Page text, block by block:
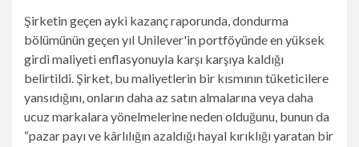
Şirketin geçen ayki kazanç raporunda, dondurma
bölümünün geçen yıl Unilever'in portföyünde en yüksek
girdi maliyeti enflasyonuyla karşı karşıya kaldığı
belirtildi. Şirket, bu maliyetlerin bir kısmının tüketicilere
yansıdığını, onların daha az satın almalarına veya daha
ucuz markalara yönelmelerine neden olduğunu, bunun da
“pazar payı ve kârlılığın azaldığı hayal kırıklığı yaratan bir